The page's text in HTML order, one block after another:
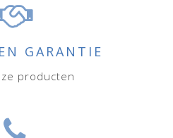
GARANTIE
producten